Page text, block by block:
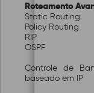
Roteamento
Static Routing
Policy Routing
RIP
OSPF
Controle de
baseado em IP